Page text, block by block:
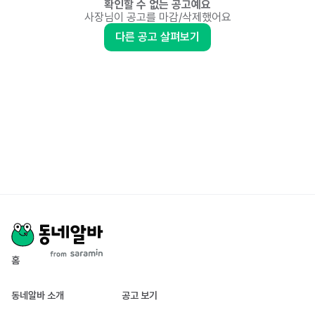
확인할 수 없는 공고예요
사장님이 공고를 마감/삭제했어요
다른 공고 살펴보기
홈
동네알바 소개 공고 보기